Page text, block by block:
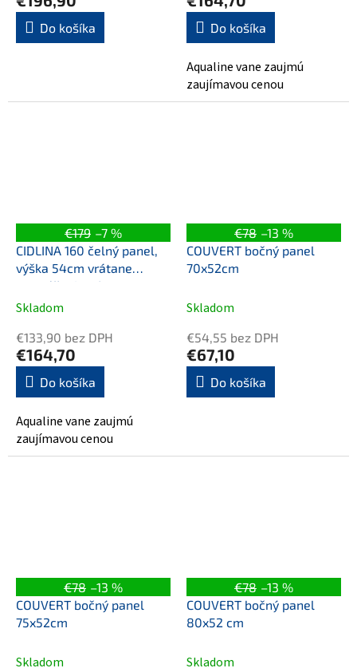
Do košíka Do košíka
Aqualine vane zaujmú
zaujímavou cenou
€179 –7 %
CIDLINA 160 čelný panel,
výška 54cm vrátane
montážnej sady,
levý/pravý
Skladom
€133,90 bez DPH
€164,70
Do košíka
Aqualine vane zaujmú
zaujímavou cenou
€78 –13 %
COUVERT bočný panel
70x52cm
Skladom
€54,55 bez DPH
€67,10
Do košíka
€78 –13 %
COUVERT bočný panel
75x52cm
Skladom
€78 –13 %
COUVERT bočný panel
80x52 cm
Skladom